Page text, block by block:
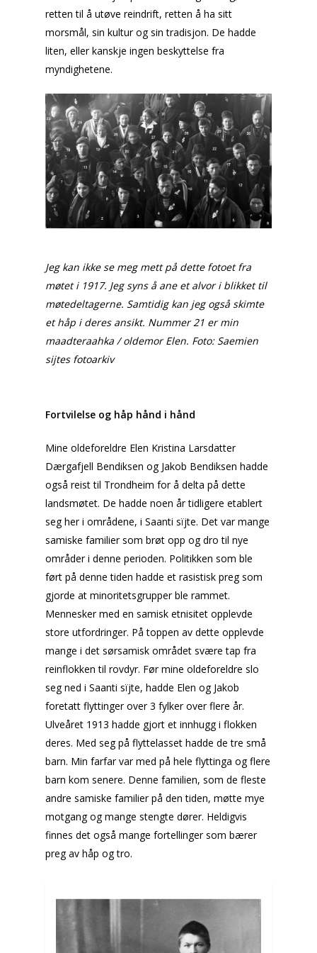
retten til å utøve reindrift, retten å ha sitt
morsmål, sin kultur og sin tradisjon. De hadde
liten, eller kanskje ingen beskyttelse fra
myndighetene.
Jeg kan ikke se meg mett på dette fotoet fra
møtet i 1917. Jeg syns å ane et alvor i blikket til
møtedeltagerne. Samtidig kan jeg også skimte
et håp i deres ansikt. Nummer 21 er min
maadteraahka / oldemor Elen. Foto: Saemien
sijtes fotoarkiv
Fortvilelse og håp hånd i hånd
Mine oldeforeldre Elen Kristina Larsdatter
Dærgafjell Bendiksen og Jakob Bendiksen hadde
også reist til Trondheim for å delta på dette
landsmøtet. De hadde noen år tidligere etablert
seg her i områdene, iSaanti sïjte. Det var mange
samiske familier som brøt opp og dro til nye
områder i denne perioden. Politikken som ble
ført på denne tiden hadde et rasistisk preg som
gjorde at minoritetsgrupper ble rammet.
Mennesker med en samisk etnisitet opplevde
store utfordringer. På toppen av dette opplevde
mange i det sørsamisk området svære tap fra
reinflokken til rovdyr. Før mine oldeforeldre slo
seg ned iSaanti sïjte, hadde Elen og Jakob
foretatt flyttinger over 3 fylker over flere år.
Ulveåret 1913 hadde gjort et innhugg i flokken
deres. Med seg på flyttelasset hadde de tre små
barn. Min farfar var med på hele flyttinga og flere
barn kom senere. Denne familien, som de fleste
andre samiske familier på den tiden, møtte mye
motgang og mange stengte dører. Heldigvis
finnes det også mange fortellinger som bærer
preg av håp og tro.